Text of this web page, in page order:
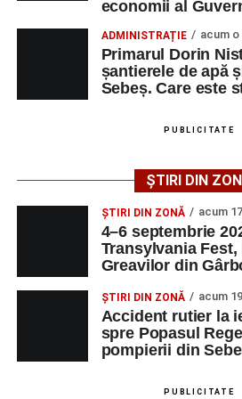
Povestea lui Pablo José Angel
despre performanță, identitate
România. Deși trăiește în
familie multiculturală, copilul a
mamei sale pe cea mai importantă
kickboxingului, dorind să
CSM Sebeș va disputa
miercuri, 5 august, de la ora
Pielaru, adversară urmând să
județul Sibiu, FC Avrig.
Adaugă-ne ca
economii al
ADMINISTRAȚIE acum
Primarul Dorin
șantierele de apă
Sebeș. Care este
PUBLICITATE
ȘTIRI DIN
ȘTIRI DIN ZONĂ acum
4–6 septembrie
Transylvania Fest,
Greavilor din
ȘTIRI DIN ZONĂ acum
Accident rutier la
spre Popasul
pompierii din
PUBLICITATE